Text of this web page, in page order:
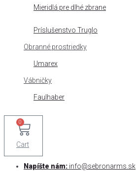
Mieridlá pre dlhé zbrane
Príslušenstvo Truglo
Obranné prostriedky
Umarex
Vábničky
Faulhaber
0
Cart
Napíšte nám: info@sebronarms.sk